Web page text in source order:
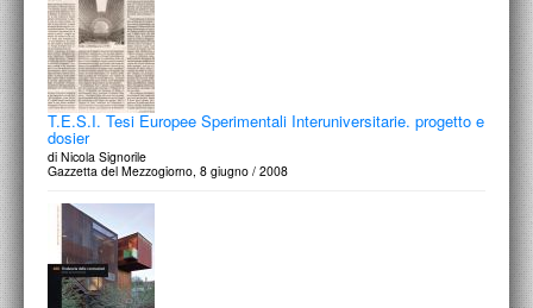
T.E.S.I. Tesi Europee Sperimentali Interuniversitarie. progetto e
dosier
di Nicola Signorile
Gazzetta del Mezzogiorno, 8 giugno / 2008